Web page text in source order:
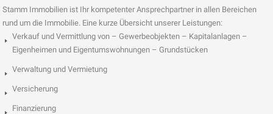
Stamm Immobilien ist Ihr kompetenter Ansprechpartner in allen Bereichen
rund um die Immobilie. Eine kurze Übersicht unserer Leistungen:
Verkauf und Vermittlung von – Gewerbeobjekten – Kapitalanlagen –
Eigenheimen und Eigentumswohnungen – Grundstücken
Verwaltung und Vermietung
Versicherung
Finanzierung